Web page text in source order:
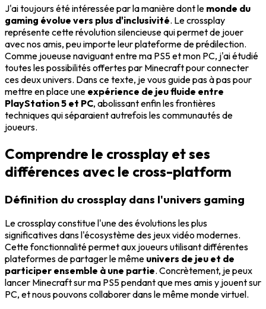
J'ai toujours été intéressée par la manière dont le monde du
gaming évolue vers plus d'inclusivité. Le crossplay
représente cette révolution silencieuse qui permet de jouer
avec nos amis, peu importe leur plateforme de prédilection.
Comme joueuse naviguant entre ma PS5 et mon PC, j'ai étudié
toutes les possibilités offertes par Minecraft pour connecter
ces deux univers. Dans ce texte, je vous guide pas à pas pour
mettre en place une expérience de jeu fluide entre
PlayStation 5 et PC, abolissant enfin les frontières
techniques qui séparaient autrefois les communautés de
joueurs.
Comprendre le crossplay et ses
différences avec le cross-platform
Définition du crossplay dans l'univers gaming
Le crossplay constitue l'une des évolutions les plus
significatives dans l'écosystème des jeux vidéo modernes.
Cette fonctionnalité permet aux joueurs utilisant différentes
plateformes de partager le même univers de jeu et de
participer ensemble à une partie. Concrètement, je peux
lancer Minecraft sur ma PS5 pendant que mes amis y jouent sur
PC, et nous pouvons collaborer dans le même monde virtuel.